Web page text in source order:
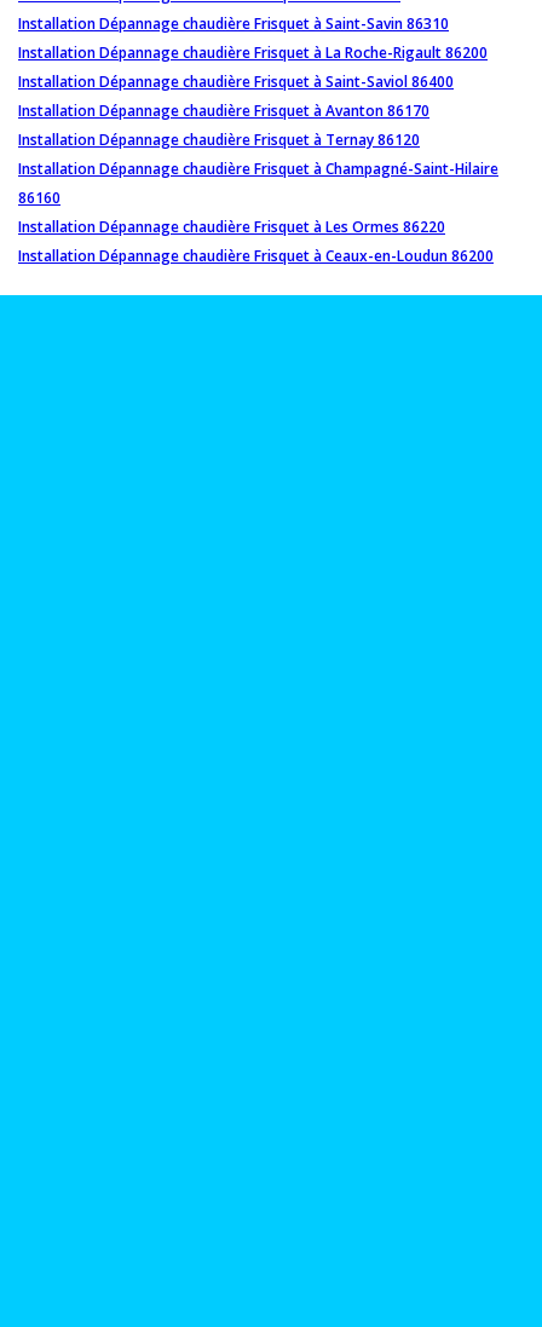
Installation Dépannage chaudière Frisquet à Saint-Savin 86310
Installation Dépannage chaudière Frisquet à La Roche-Rigault 86200
Installation Dépannage chaudière Frisquet à Saint-Saviol 86400
Installation Dépannage chaudière Frisquet à Avanton 86170
Installation Dépannage chaudière Frisquet à Ternay 86120
Installation Dépannage chaudière Frisquet à Champagné-Saint-Hilaire
86160
Installation Dépannage chaudière Frisquet à Les Ormes 86220
Installation Dépannage chaudière Frisquet à Ceaux-en-Loudun 86200